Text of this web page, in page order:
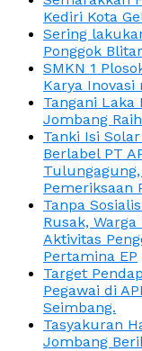
Kediri Kota
Sering
Ponggok
SMKN 1
Karya
Tangani Laka
Jombang
Tanki Isi
Berlabel PT
Pemeriksaan
Tanpa
Rusak,
Aktivitas
Pertamina EP
Target
Pegawai di
Seimbang.
Tasyakuran
Jombang